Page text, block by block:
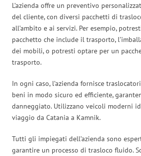
L’azienda offre un preventivo
del cliente, con diversi pacchetti di
all’ambito e ai servizi. Per esempio,
pacchetto che include il trasporto,
dei mobili, o potresti optare per un
trasporto.
In ogni caso, l’azienda fornisce
beni in modo sicuro ed efficiente,
danneggiato. Utilizzano veicoli moderni
viaggio da Catania a Kamnik.
Tutti gli impiegati dell’azienda sono
garantire un processo di trasloco fluido.